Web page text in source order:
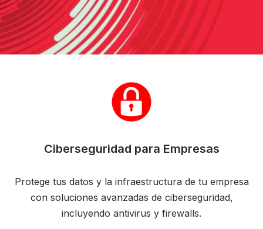
Ciberseguridad para Empresas
Protege tus datos y la infraestructura de tu empresa
con soluciones avanzadas de ciberseguridad,
incluyendo antivirus y firewalls.